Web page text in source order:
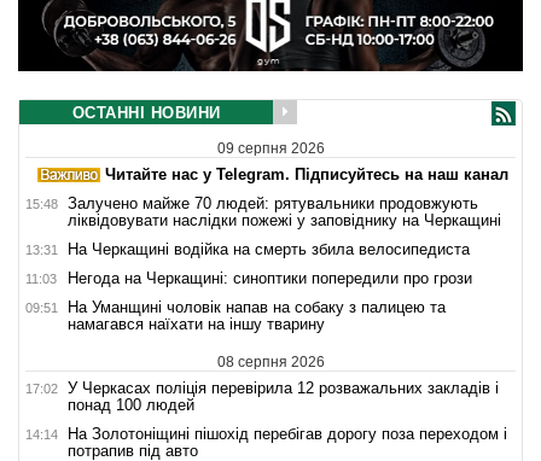
ОСТАННІ НОВИНИ
09 серпня 2026
Читайте нас у Telegram. Підписуйтесь на наш канал
15:48
Залучено майже 70 людей: рятувальники продовжують
ліквідовувати наслідки пожежі у заповіднику на Черкащині
13:31 На Черкащині водійка на смерть збила велосипедиста
11:03 Негода на Черкащині: синоптики попередили про грози
09:51
На Уманщині чоловік напав на собаку з палицею та
намагався наїхати на іншу тварину
08 серпня 2026
17:02
У Черкасах поліція перевірила 12 розважальних закладів і
понад 100 людей
14:14
На Золотоніщині пішохід перебігав дорогу поза переходом і
потрапив під авто